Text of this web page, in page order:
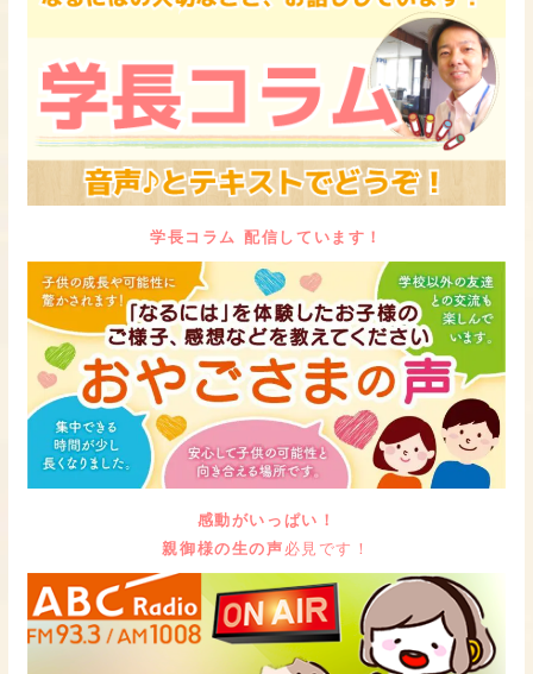
学長コラム 配信しています！
感動がいっぱい！
親御様の生の声 必見です！